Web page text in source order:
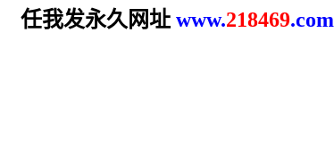
任我发永久网址 www.218469.com